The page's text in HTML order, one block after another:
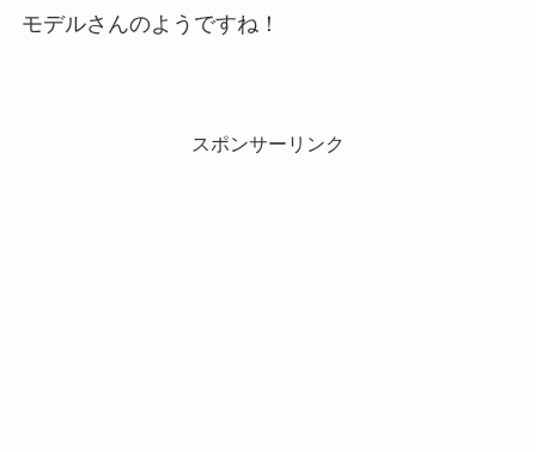
モデルさんのようですね！
スポンサーリンク